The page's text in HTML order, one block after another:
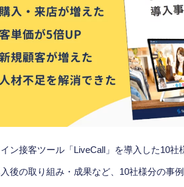
ン接客ツール「LiveCall」を導入した10社
後の取り組み・成果など、10社様分の事